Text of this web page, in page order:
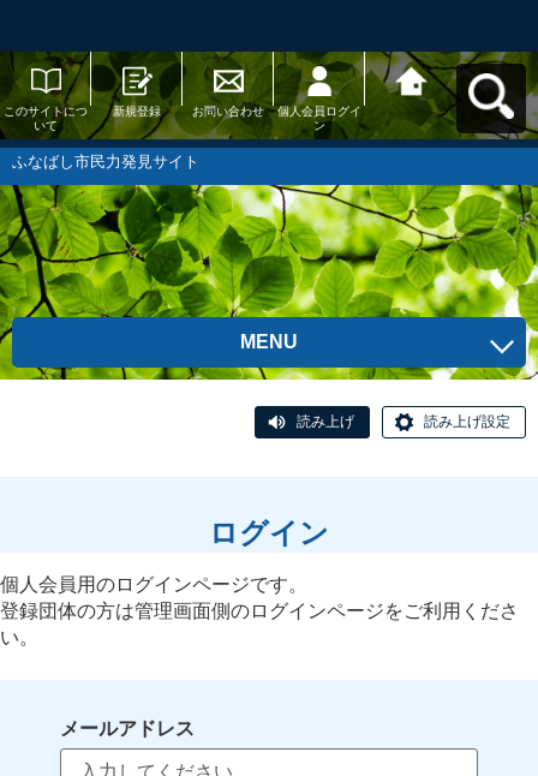
このサイトにつ
いて
新規登録 お問い合わせ
個人会員ログイ
ン
ふなばし市民力
発見サイトへ戻
る
ふなばし市民力発見サイト
MENU
読み上げ 読み上げ設定
ログイン
個人会員用のログインページです。
登録団体の方は管理画面側のログインページをご利用くださ
い。
メールアドレス